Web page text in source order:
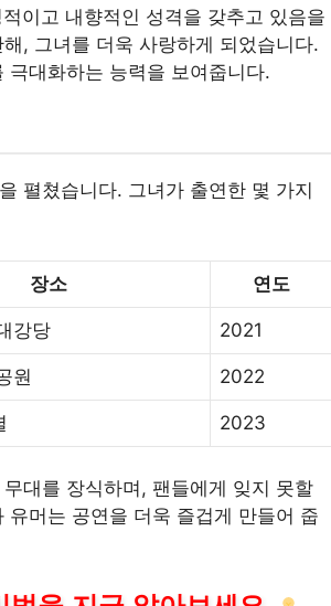
이고 내향적인 성격을 갖추고 있음을
, 그녀를 더욱 사랑하게 되었습니다.
대화하는 능력을 보여줍니다.
펼쳤습니다. 그녀가 출연한 몇 가지
장소 연도
강당 2021
원 2022
2023
대를 장식하며, 팬들에게 잊지 못할
머는 공연을 더욱 즐겁게 만들어 줍